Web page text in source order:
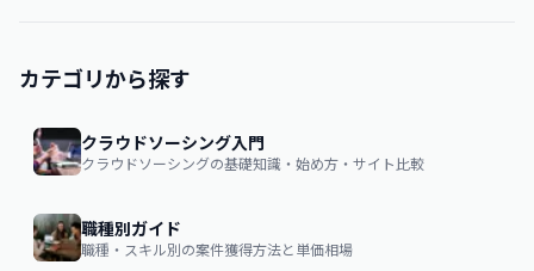
カテゴリから探す
クラウドソーシング入門
クラウドソーシングの基礎知識・始め方・サイト比較
職種別ガイド
職種・スキル別の案件獲得方法と単価相場